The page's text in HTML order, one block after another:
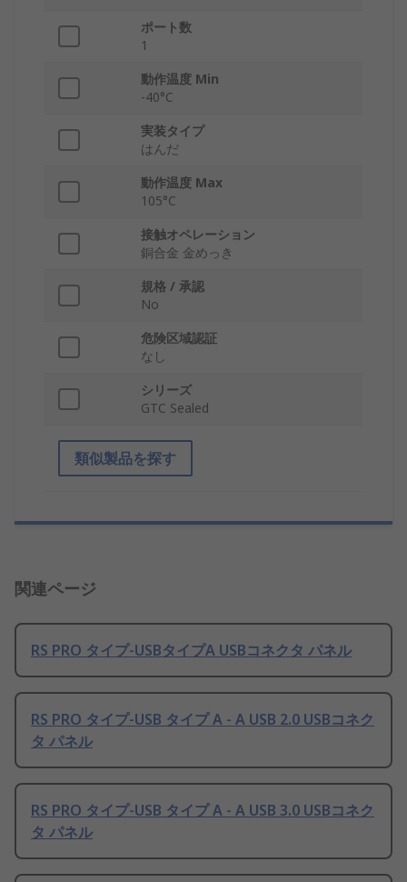
ポート数
1
動作温度 Min
-40°C
実装タイプ
はんだ
動作温度 Max
105°C
接触オペレーション
銅合金 金めっき
規格 / 承認
No
危険区域認証
なし
シリーズ
GTC Sealed
類似製品を探す
関連ページ
RS PRO タイプ-USBタイプA USBコネクタ パネル
RS PRO タイプ-USB タイプ A - A USB 2.0 USBコネク
タ パネル
RS PRO タイプ-USB タイプ A - A USB 3.0 USBコネク
タ パネル